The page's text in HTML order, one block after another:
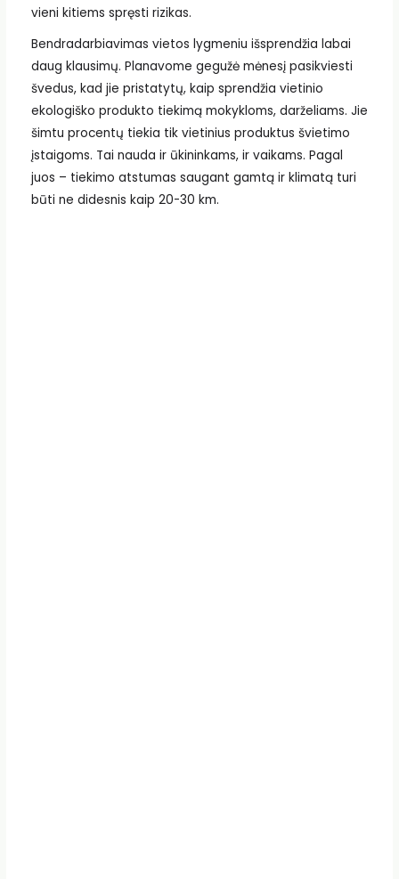
vieni kitiems spręsti rizikas.
Bendradarbiavimas vietos lygmeniu išsprendžia labai
daug klausimų. Planavome gegužė mėnesį pasikviesti
švedus, kad jie pristatytų, kaip sprendžia vietinio
ekologiško produkto tiekimą mokykloms, darželiams. Jie
šimtu procentų tiekia tik vietinius produktus švietimo
įstaigoms. Tai nauda ir ūkininkams, ir vaikams. Pagal
juos – tiekimo atstumas saugant gamtą ir klimatą turi
būti ne didesnis kaip 20-30 km.